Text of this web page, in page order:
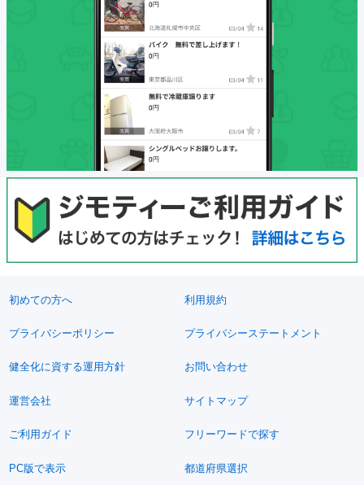
初めての方へ 利用規約
プライバシーポリシー プライバシーステートメント
健全化に資する運用方針 お問い合わせ
運営会社 サイトマップ
ご利用ガイド フリーワードで探す
PC版で表示 都道府県選択